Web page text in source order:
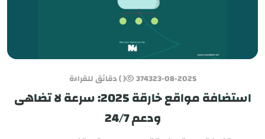
23-08-2025
3743 ( ) دقائق للقراءة
استضافة مواقع خارقة 2025: سرعة لا تضاهى
ودعم 24/7